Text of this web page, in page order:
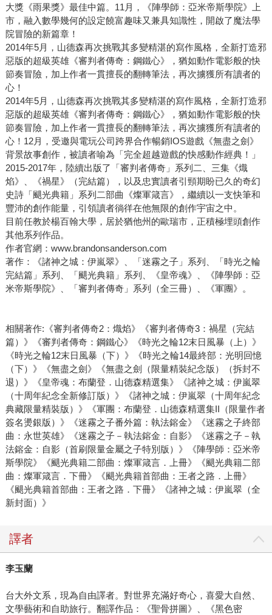
大獎《雨果獎》最佳中篇。11月，《陣學師：亞米帝斯學院》上
市，融入數學幾何的設定饒富趣味又兼具知識性，開啟了魔法學
院冒險的新篇章！
2014年5月，山德森再次挑戰其多變精湛的寫作風格，全新打造邪
惡版的超級英雄《審判者傳奇：鋼鐵心》，猶如動作電影般的快
節奏冒險，加上作者一貫擅長的翻轉筆法，再次擄獲所有讀者的
心！
2014年5月，山德森再次挑戰其多變精湛的寫作風格，全新打造邪
惡版的超級英雄《審判者傳奇：鋼鐵心》，猶如動作電影般的快
節奏冒險，加上作者一貫擅長的翻轉筆法，再次擄獲所有讀者的
心！12月，受邀與電玩公司跨界合作暢銷IOS遊戲《無盡之劍》
背景故事創作，被讀者喻為「完全超越遊戲的快感動作經典！」
2015-2017年，陸續出版了「審判者傳奇」系列二、三集《熾
焰》、《禍星》（完結篇），以及忠實讀者引頸期盼已久的奇幻
史詩「颶光典籍」系列二部曲《燦軍箴言》，繼續以一支快筆和
豐沛的創作能量，引領讀者徜徉在他無限的創作宇宙之中。
目前任教於楊百翰大學，居於猶他州的歐瑞市，正積極埋頭創作
其他系列作品。
作者官網：www.brandonsanderson.com
著作：《諸神之城：伊嵐翠》、「迷霧之子」系列、「時光之輪
完結篇」系列、「颶光典籍」系列、《皇帝魂》、《陣學師：亞
米帝斯學院》、「審判者傳奇」系列（全三冊）、《軍團》。
相關著作:《審判者傳奇2：熾焰》《審判者傳奇3：禍星（完結
篇）》《審判者傳奇：鋼鐵心》《時光之輪12末日風暴（上）》
《時光之輪12末日風暴（下）》《時光之輪14最終部：光明回憶
（下）》《無盡之劍》《無盡之劍（限量精裝紀念版）（拆封不
退）》《皇帝魂：布蘭登．山德森精選集》《諸神之城：伊嵐翠
（十周年紀念全新修訂版）》《諸神之城：伊嵐翠（十周年紀念
典藏限量精裝版）》《軍團：布蘭登．山德森精選集II（限量作者
簽名燙銀版）》《迷霧之子番外篇：執法鎔金》《迷霧之子終部
曲：永世英雄》《迷霧之子－執法鎔金：自影》《迷霧之子－執
法鎔金：自影（首刷限量金屬之子特別版）》《陣學師：亞米帝
斯學院》《颶光典籍二部曲：燦軍箴言．上冊》《颶光典籍二部
曲：燦軍箴言．下冊》《颶光典籍首部曲：王者之路．上冊》
《颶光典籍首部曲：王者之路．下冊》《諸神之城：伊嵐翠（全
新封面）》
譯者
李玉蘭
台大外文系，現為自由譯者。對世界充滿好奇心，喜愛大自然、
文學藝術和自助旅行。翻譯作品：《聖骨拼圖》、《黑色密